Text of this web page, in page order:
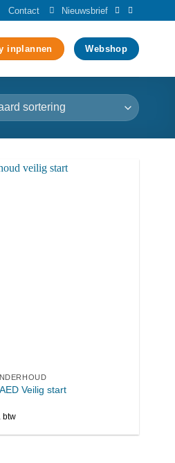
Contact Nieuwsbrief
inplannen Webshop
Veilig start
btw